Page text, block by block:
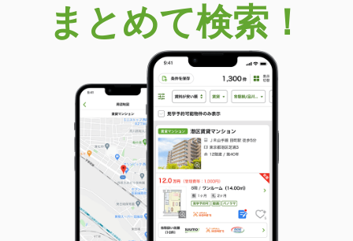
まとめて検索！